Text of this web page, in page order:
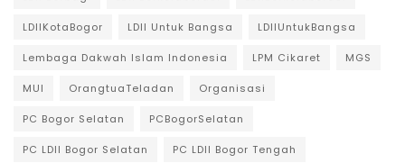
LDIIKotaBogor LDII Untuk Bangsa LDIIUntukBangsa
Lembaga Dakwah Islam Indonesia LPM Cikaret MGS
MUI OrangtuaTeladan Organisasi
PC Bogor Selatan PCBogorSelatan
PC LDII Bogor Selatan PC LDII Bogor Tengah